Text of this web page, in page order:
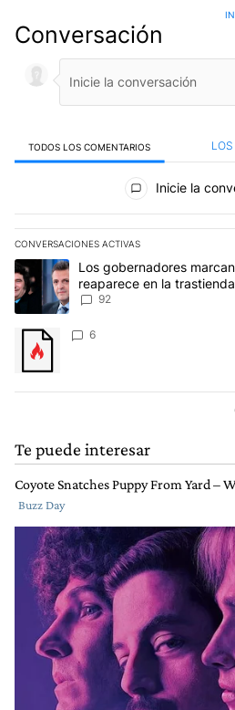
Conversación
TODOS LOS COMENTARIOS
Todos los comentarios
Inicie la
CONVERSACIONES ACTIVAS
Este listado muestra los artículos
Un artículo de tendencia con el
Los gobernadores
reaparece en la
92
Un artículo de tendencia con el
6